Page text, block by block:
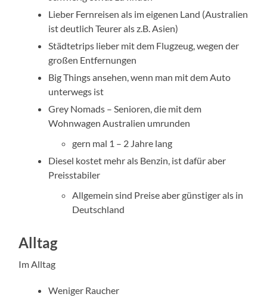
Lieber Fernreisen als im eigenen Land (Australien
ist deutlich Teurer als z.B. Asien)
Städtetrips lieber mit dem Flugzeug, wegen der
großen Entfernungen
Big Things ansehen, wenn man mit dem Auto
unterwegs ist
Grey Nomads – Senioren, die mit dem
Wohnwagen Australien umrunden
gern mal 1 – 2 Jahre lang
Diesel kostet mehr als Benzin, ist dafür aber
Preisstabiler
Allgemein sind Preise aber günstiger als in
Deutschland
Alltag
Im Alltag
Weniger Raucher